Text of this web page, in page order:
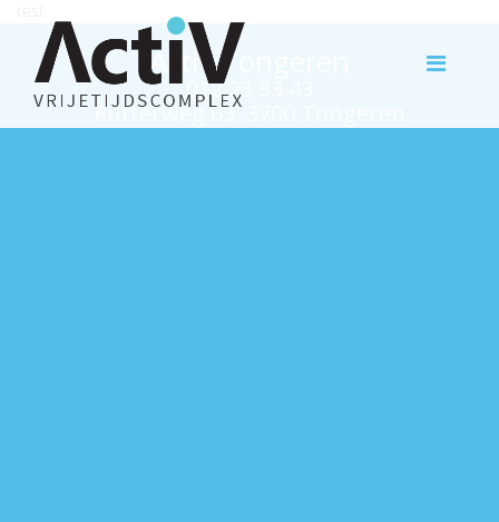
Activ Tongeren
012 23 33 43
Rutterweg 63, 3700 Tongeren